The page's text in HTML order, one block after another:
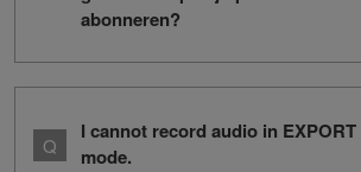
abonneren?
I cannot record audio in EXPORT
mode.